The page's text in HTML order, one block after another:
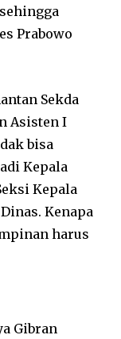
Prabowo
Sekda
Asisten I
bisa
Kepala
Kepala
Kenapa
harus
Gibran